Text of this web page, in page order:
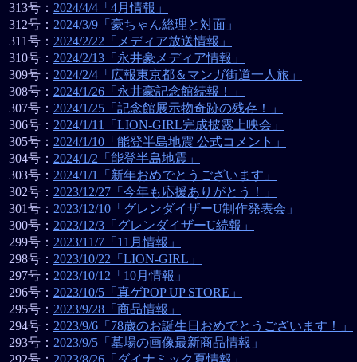
313号： 2024/4/4「4月情報」
312号： 2024/3/9「豪ちゃん総理と対面」
311号： 2024/2/22「メディア放送情報」
310号： 2024/2/13「永井豪メディア情報」
309号： 2024/2/4「広報東京都＆マンガ街道一人旅」
308号： 2024/1/26「永井豪記念館続報！」
307号： 2024/1/25「記念館展示物奇跡の残存！」
306号： 2024/1/11「LION-GIRL完成披露上映会」
305号： 2024/1/10「能登半島地震 公式コメント」
304号： 2024/1/2「能登半島地震」
303号： 2024/1/1「新年おめでとうございます」
302号： 2023/12/27「今年も応援ありがとう！」
301号： 2023/12/10「グレンダイザーU制作発表会」
300号： 2023/12/3「グレンダイザーU続報」
299号： 2023/11/7「11月情報」
298号： 2023/10/22「LION-GIRL」
297号： 2023/10/12「10月情報」
296号： 2023/10/5「真ゲPOP UP STORE」
295号： 2023/9/28「商品情報」
294号： 2023/9/6「78歳のお誕生日おめでとうございます！」
293号： 2023/9/5「墓場の画像最新商品情報」
292号： 2023/8/26「ダイナミック夏情報」